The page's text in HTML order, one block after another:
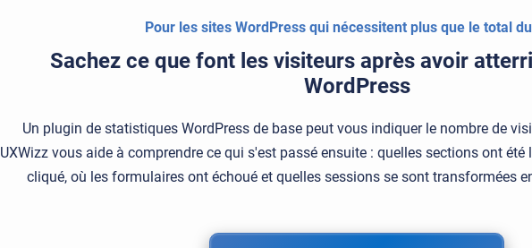
Pour les sites WordPress qui nécessitent plus que le total
Sachez ce que font les visiteurs après avoir
WordPress
Un plugin de statistiques WordPress de base peut vous indiquer le nombre de
UXWizz vous aide à comprendre ce qui s'est passé ensuite : quelles sections ont
cliqué, où les formulaires ont échoué et quelles sessions se sont transformées